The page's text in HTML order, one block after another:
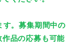
す。募集期間中の
品の応募も可能